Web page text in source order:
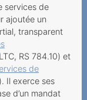
services de
ajoutée un
transparent
RS 784.10) et
de
Il exerce ses
d’un mandat
de la